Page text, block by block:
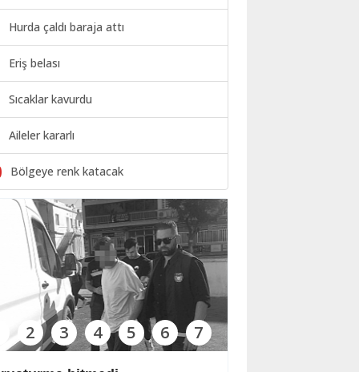
Hurda çaldı baraja attı
Eriş belası
Sıcaklar kavurdu
Aileler kararlı
Bölgeye renk katacak
2 3 4 5 6 7